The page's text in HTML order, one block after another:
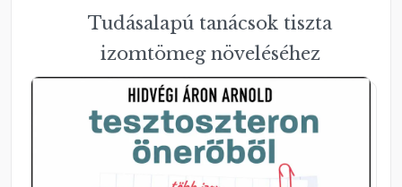
Tudásalapú tanácsok tiszta
izomtömeg növeléséhez